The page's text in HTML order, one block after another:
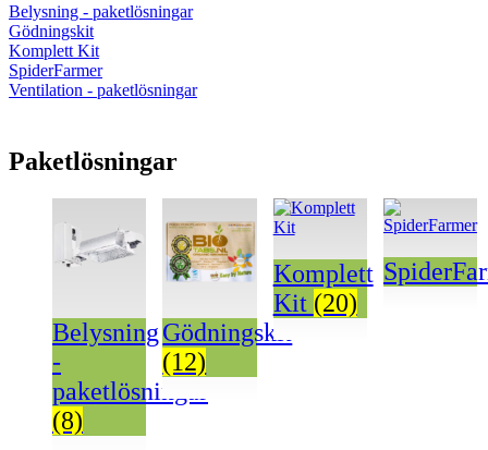
Belysning - paketlösningar
Gödningskit
Komplett Kit
SpiderFarmer
Ventilation - paketlösningar
Paketlösningar
Belysning
-
paketlösningar
(8)
Gödningskit
(12)
Komplett
Kit (20)